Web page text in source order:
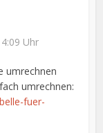
Uhr
umrechnen
umrechnen:
fuer-